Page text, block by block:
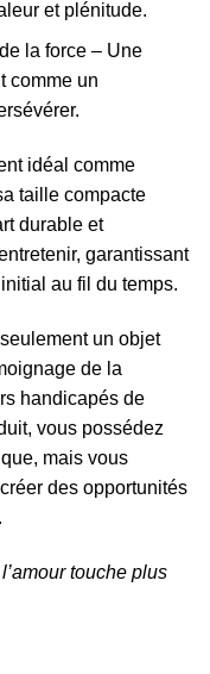
et plénitude.
la force – Une
comme un
idéal comme
taille compacte
durable et
garantissant
au fil du temps.
un objet
de la
handicapés de
vous possédez
mais vous
des opportunités
touche plus